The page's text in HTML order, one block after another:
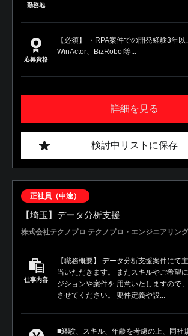
勤務地
応募資格
【必須】 ・RPA案件での開発経験3年以
WinActor、BizRobo!等...
詳細を見る
検討中リストに保存
正社員（中途）
【埼玉】データ分析支援
株式会社テクノプロ テクノプロ・エンジニアリン
仕事内容
【職務概要】 データ分析支援案件にて
当いただきます。 またスキルやご希望
ジションや案件を 用意いたしますので
させてください。 要件定義や設...
■経験、スキル、年齢を考慮の上、同社